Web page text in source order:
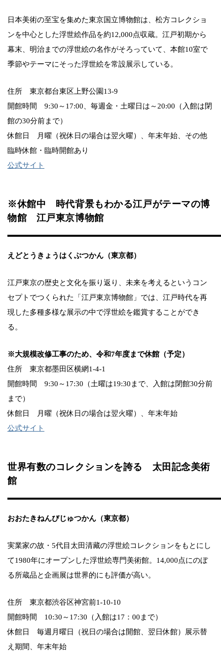
日本美術の至宝を集めた東京国立博物館は、松方コレクショ
ンを中心とした浮世絵作品を約12,000点収蔵。江戸初期から
幕末、明治までの浮世絵の名作がそろっていて、本館10室で
季節やテーマにそった浮世絵を常設展示している。
住所 東京都台東区上野公園13-9
開館時間 9:30～17:00、毎週金・土曜日は～20:00（入館は閉
館の30分前まで）
休館日 月曜（祝休日の場合は翌火曜）、年末年始、その他
臨時休館・臨時開館あり
公式サイト
※休館中 時代背景もわかる江戸がテーマの博
物館 江戸東京博物館
えどとうきょうはくぶつかん（東京都）
江戸東京の歴史と文化を振り返り、未来を考えるというコン
セプトでつくられた「江戸東京博物館」では、江戸時代を再
現した多種多様な展示の中で浮世絵を鑑賞することができ
る。
※大規模改修工事のため、令和7年度まで休館（予定）
住所 東京都墨田区横網1-4-1
開館時間 9:30～17:30（土曜は19:30まで、入館は閉館30分前
まで）
休館日 月曜（祝休日の場合は翌火曜）、年末年始
公式サイト
世界有数のコレクションを誇る 太田記念美術
館
おおたきねんびじゅつかん（東京都）
実業家の故・5代目太田清藏の浮世絵コレクションをもとにし
て1980年にオープンした浮世絵専門美術館。14,000点にのぼ
る所蔵品と企画展は世界的にも評価が高い。
住所 東京都渋谷区神宮前1-10-10
開館時間 10:30～17:30（入館は17：00まで）
休館日 毎週月曜日（祝日の場合は開館、翌日休館）展示替
え期間、年末年始